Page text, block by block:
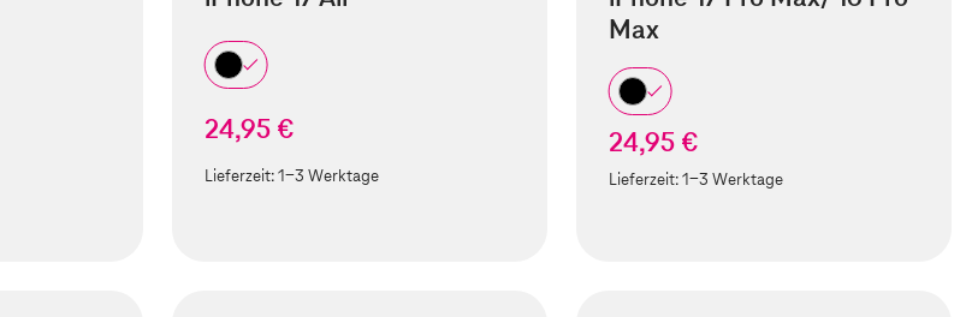
24,95 €
Lieferzeit:1-3 Werktage
Max
24,95 €
Lieferzeit:1-3 Werktage